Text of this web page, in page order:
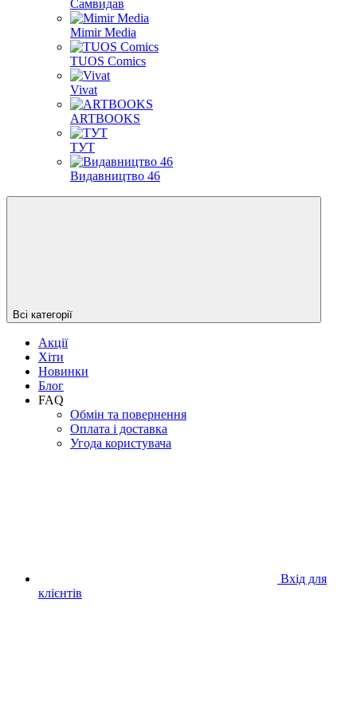
Самвидав
Mimir Media
TUOS Comics
Vivat
ARTBOOKS
ТУТ
Видавництво 46
Всі категорії
Акції
Хіти
Новинки
Блог
FAQ
Обмін та повернення
Оплата і доставка
Угода користувача
Вхід для
клієнтів